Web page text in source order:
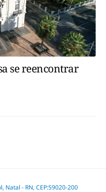
se reencontrar
Natal - RN, CEP:59020-200